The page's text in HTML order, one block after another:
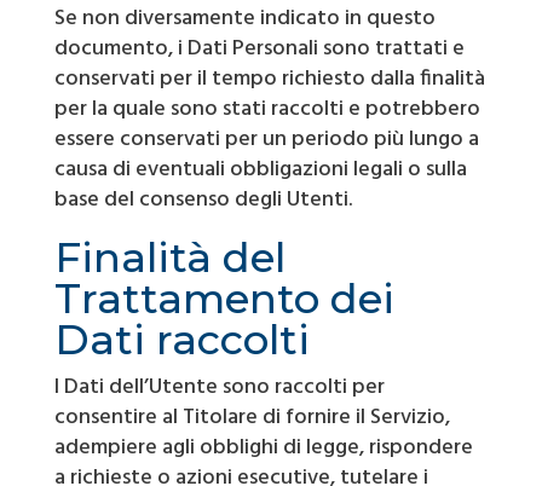
Se non diversamente indicato in questo
documento, i Dati Personali sono trattati e
conservati per il tempo richiesto dalla finalità
per la quale sono stati raccolti e potrebbero
essere conservati per un periodo più lungo a
causa di eventuali obbligazioni legali o sulla
base del consenso degli Utenti.
Finalità del
Trattamento dei
Dati raccolti
I Dati dell’Utente sono raccolti per
consentire al Titolare di fornire il Servizio,
adempiere agli obblighi di legge, rispondere
a richieste o azioni esecutive, tutelare i